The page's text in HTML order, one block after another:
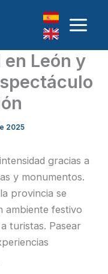
León y
2025
gracias a
y monumentos.
provincia se
ambiente festivo
turistas. Pasear